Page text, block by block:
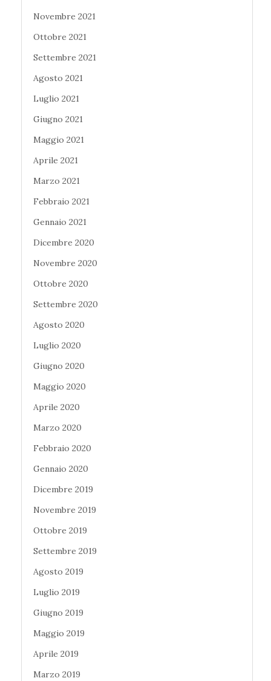
Novembre 2021
Ottobre 2021
Settembre 2021
Agosto 2021
Luglio 2021
Giugno 2021
Maggio 2021
Aprile 2021
Marzo 2021
Febbraio 2021
Gennaio 2021
Dicembre 2020
Novembre 2020
Ottobre 2020
Settembre 2020
Agosto 2020
Luglio 2020
Giugno 2020
Maggio 2020
Aprile 2020
Marzo 2020
Febbraio 2020
Gennaio 2020
Dicembre 2019
Novembre 2019
Ottobre 2019
Settembre 2019
Agosto 2019
Luglio 2019
Giugno 2019
Maggio 2019
Aprile 2019
Marzo 2019